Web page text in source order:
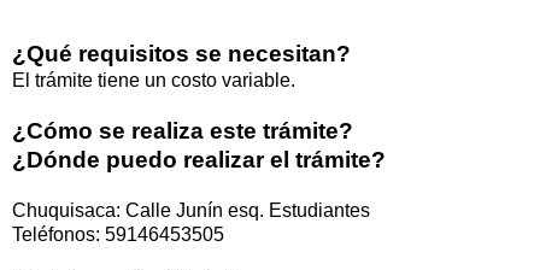
¿Qué requisitos se necesitan?
El trámite tiene un costo variable.
¿Cómo se realiza este trámite?
¿Dónde puedo realizar el trámite?
Chuquisaca: Calle Junín esq. Estudiantes
Teléfonos: 59146453505